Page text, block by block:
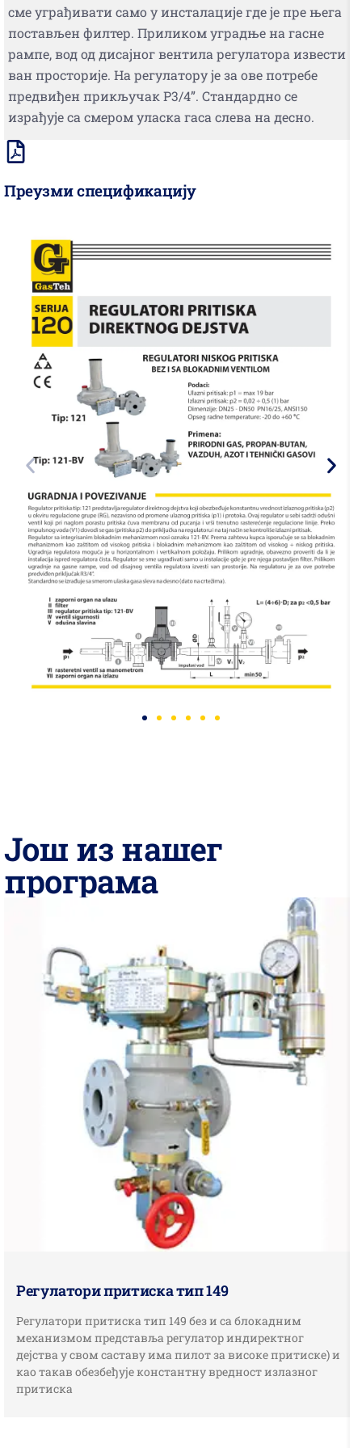
сме уграђивати само у инсталације где је пре њега
постављен филтер. Приликом уградње на гасне
рампе, вод од дисајног вентила регулатора извести
ван просторије. На регулатору је за ове потребе
предвиђен прикључак Р3/4”. Стандардно се
израђује са смером уласка гаса слева на десно.
Преузми спецификацију
Још из нашег
програма
Регулатори притиска тип 149
Регулатори притиска тип 149 без и са блокадним
механизмом представља регулатор индиректног
дејства у свом саставу има пилот за високе притиске) и
као такав обезбеђује константну вредност излазног
притиска